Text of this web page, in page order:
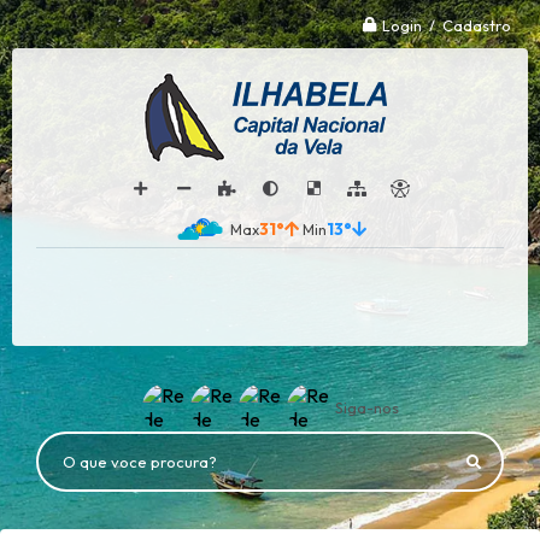
Login / Cadastro
31° 13°
Siga-nos
O que voce procura?